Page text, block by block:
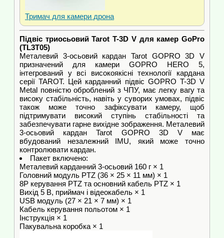
Тримач для камери дрона
Підвіс триосьовий Tarot T-3D V для камер GoPro
(TL3T05)
Металевий 3-осьовий кардан Tarot GOPRO 3D V
призначений для камери GOPRO HERO 5,
інтегрований у всі високоякісні технології кардана
серії TAROT. Цей карданний підвіс GOPRO T-3D V
Metal повністю оброблений з ЧПУ, має легку вагу та
високу стабільність, навіть у суворих умовах, підвіс
також може точно зафіксувати камеру, щоб
підтримувати високий ступінь стабільності та
забезпечувати гарне вихідне зображення. Металевий
3-осьовий кардан Tarot GOPRO 3D V має
вбудований незалежний IMU, який може точно
контролювати кардан.
Пакет включено:
Металевий карданний 3-осьовий 160 г × 1
Головний модуль PTZ (36 × 25 × 11 мм) × 1
8P керування PTZ та основний кабель PTZ × 1
Вихід 5 В, приймач і відеокабель × 1
USB модуль (27 × 21 × 7 мм) × 1
Кабель керування польотом × 1
Інструкція × 1
Пакувальна коробка × 1